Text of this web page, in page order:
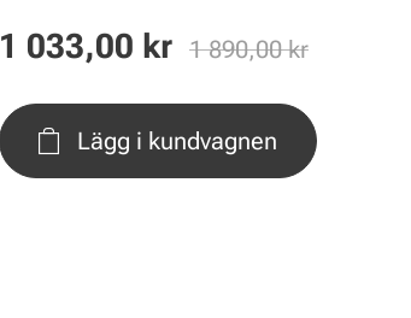
1 033,00 kr 1 890,00kr
Lägg i kundvagnen